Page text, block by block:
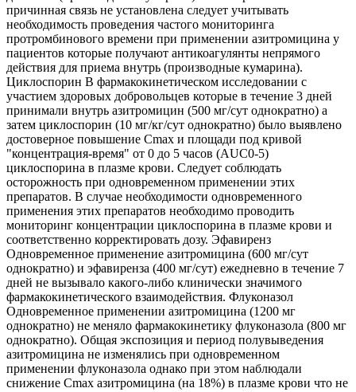
причинная связь не установлена следует учитывать
необходимость проведения частого мониторинга
протромбинового времени при применении азитромицина у
пациентов которые получают антикоагулянты непрямого
действия для приема внутрь (производные кумарина).
Циклоспорин В фармакокинетическом исследовании с
участием здоровых добровольцев которые в течение 3 дней
принимали внутрь азитромицин (500 мг/сут однократно) а
затем циклоспорин (10 мг/кг/сут однократно) было выявлено
достоверное повышение Сmах и площади под кривой
"концентрация-время" от 0 до 5 часов (AUC0-5)
циклоспорина в плазме крови. Следует соблюдать
осторожность при одновременном применении этих
препаратов. В случае необходимости одновременного
применения этих препаратов необходимо проводить
мониторинг концентрации циклоспорина в плазме крови и
соответственно корректировать дозу. Эфавиренз
Одновременное применение азитромицина (600 мг/сут
однократно) и эфавиренза (400 мг/сут) ежедневно в течение 7
дней не вызывало какого-либо клинически значимого
фармакокинетического взаимодействия. Флуконазол
Одновременное применении азитромицина (1200 мг
однократно) не меняло фармакокинетику флуконазола (800 мг
однократно). Общая экспозиция и период полувыведения
азитромицина не изменялись при одновременном
применении флуконазола однако при этом наблюдали
снижение Сmах азитромицина (на 18%) в плазме крови что не